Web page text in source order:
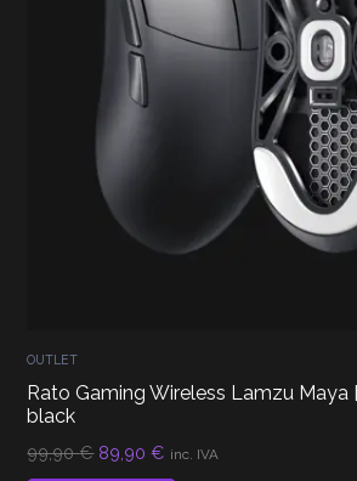
OUTLET
Rato Gaming Wireless Lamzu Maya
black
99,90€ O
89,90€ O
inc. IVA